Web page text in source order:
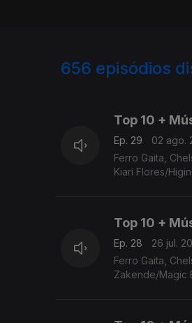
656 episódios
Top 10 +
Ep. 29
02 ago.
Ferro Gaita, Chelsea Dinorath/Djodje, Edmázia
Kiari Flores/
Top 10 +
Ep. 28
26 jul.
Ferro Gaita, Chelsea Dinorath/Djodje, Neyna/
Zakende/Magic